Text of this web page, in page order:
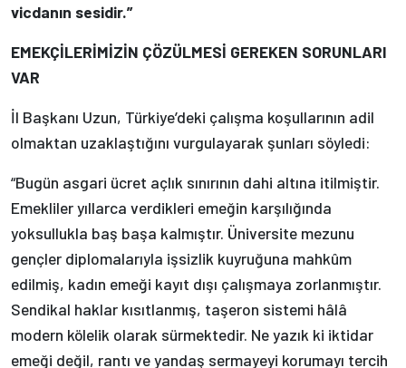
vicdanın sesidir.”
EMEKÇİLERİMİZİN ÇÖZÜLMESİ GEREKEN SORUNLARI
VAR
İl Başkanı Uzun, Türkiye’deki çalışma koşullarının adil
olmaktan uzaklaştığını vurgulayarak şunları söyledi:
“Bugün asgari ücret açlık sınırının dahi altına itilmiştir.
Emekliler yıllarca verdikleri emeğin karşılığında
yoksullukla baş başa kalmıştır. Üniversite mezunu
gençler diplomalarıyla işsizlik kuyruğuna mahkûm
edilmiş, kadın emeği kayıt dışı çalışmaya zorlanmıştır.
Sendikal haklar kısıtlanmış, taşeron sistemi hâlâ
modern kölelik olarak sürmektedir. Ne yazık ki iktidar
emeği değil, rantı ve yandaş sermayeyi korumayı tercih